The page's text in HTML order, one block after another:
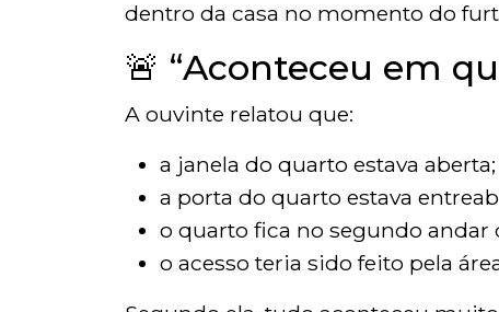
dentro da casa no momento do
🚨 “Aconteceu em
A ouvinte relatou que:
a janela do quarto estava aberta;
a porta do quarto estava
o quarto fica no segundo andar
o acesso teria sido feito pela